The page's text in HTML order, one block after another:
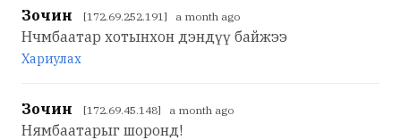
Зочин [172.69.252.191] a month ago
Нчмбаатар хотынхон дэндүү байжээ
Хариулах
Зочин [172.69.45.148] a month ago
Нямбаатарыг шоронд!